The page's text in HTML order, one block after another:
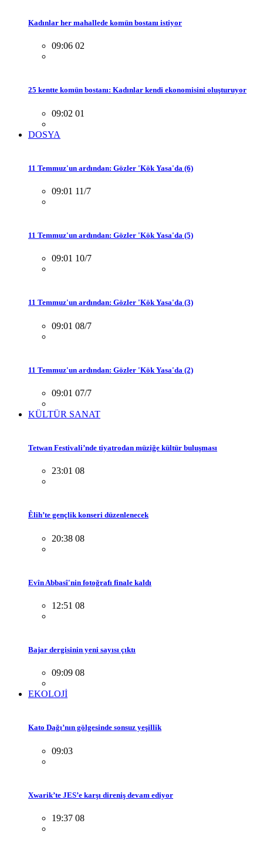
Kadınlar her mahallede komün bostanı istiyor
09:06 02
25 kentte komün bostanı: Kadınlar kendi ekonomisini oluşturuyor
09:02 01
DOSYA
11 Temmuz'un ardından: Gözler 'Kök Yasa'da (6)
09:01 11/7
11 Temmuz'un ardından: Gözler 'Kök Yasa'da (5)
09:01 10/7
11 Temmuz'un ardından: Gözler 'Kök Yasa'da (3)
09:01 08/7
11 Temmuz'un ardından: Gözler 'Kök Yasa'da (2)
09:01 07/7
KÜLTÜR SANAT
Tetwan Festivali’nde tiyatrodan müziğe kültür buluşması
23:01 08
Êlih’te gençlik konseri düzenlenecek
20:38 08
Evîn Abbasî'nin fotoğrafı finale kaldı
12:51 08
Bajar dergisinin yeni sayısı çıktı
09:09 08
EKOLOJİ
Kato Dağı’nın gölgesinde sonsuz yeşillik
09:03
Xwarik’te JES’e karşı direniş devam ediyor
19:37 08